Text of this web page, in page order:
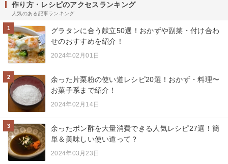
作り方・レシピのアクセスランキング
人気のある記事ランキング
1
グラタンに合う献立50選！おかずや副菜・付け合わ
せのおすすめを紹介！
2024年02月01日
2
余った片栗粉の使い道レシピ20選！おかず・料理〜
お菓子系まで紹介！
2024年02月14日
3
余ったポン酢を大量消費できる人気レシピ27選！簡
単＆美味しい使い道って？
2024年03月23日